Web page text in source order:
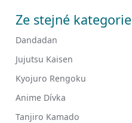
Ze stejné kategorie
Dandadan
Jujutsu Kaisen
Kyojuro Rengoku
Anime Dívka
Tanjiro Kamado